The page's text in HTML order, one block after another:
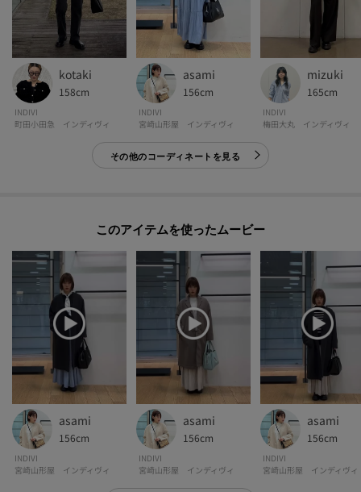
お得な情報をGETできます！！
POINT.1
再入荷通知や、値下げ情報・在庫状況をメルマガにてお知らせ♪
POINT.2
マイページでお気に入り一覧をチェックでき、
自分だけのお買い物リストがつくれる♪
-・-・-・-・-・-・-・-・-・-・-・-・-・-・-・-・-・-・-・-・-・-
※照明の関係により、実際よりも色味が違って見える場合があります。また、
パソコン・スマートフォンなどの環境により、若干製品と画像のカラーが異
なる場合もございます。
kotaki
158cm
INDIVI
町田小田急 インディヴィ
asami
156cm
INDIVI
宮崎山形屋 インディヴィ
mizuki
165cm
INDIVI
梅田大丸 インディヴィ
その他のコーディネートを見る
このアイテムを使ったムービー
asami
156cm
INDIVI
宮崎山形屋 インディヴィ
asami
156cm
INDIVI
宮崎山形屋 インディヴィ
asami
156cm
INDIVI
宮崎山形屋 インディヴィ